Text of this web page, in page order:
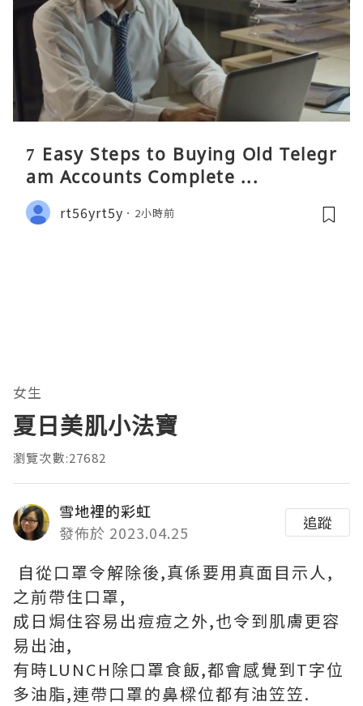
7 Easy Steps to Buying Old Telegr
am Accounts Complete ...
rt56yrt5y 2小時前
女生
夏日美肌小法寶
瀏覽次數:27682
雪地裡的彩虹
發佈於 2023.04.25
追蹤
自從口罩令解除後,真係要用真面目示人,
之前帶住口罩,
成日焗住容易出痘痘之外,也令到肌膚更容
易出油,
有時LUNCH除口罩食飯,都會感覺到T字位
多油脂,連帶口罩的鼻樑位都有油笠笠.